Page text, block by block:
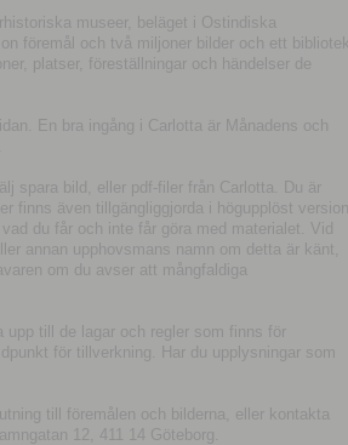
museer, beläget i Ostindiska
föremål och två miljoner bilder och ett bibliotek
platser, föreställningar och händelser de
En bra ingång i Carlotta är Månadens och
spara bild, eller pdf-filer från Carlotta. Du är
finns även tillgängliggjorda i högupplöst version
du får och inte får göra med materialet. Vid
annan upphovsmans namn om detta är känt,
om du avser att mångfaldiga
till de lagar och regler som finns för
för tillverkning. Har du upplysningar som
till föremålen och bilderna, eller kontakta
12, 411 14 Göteborg.